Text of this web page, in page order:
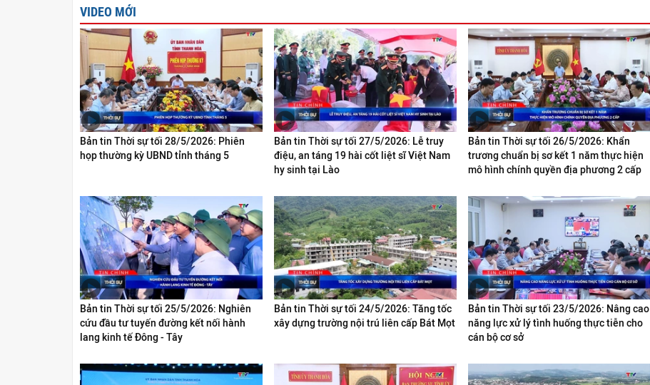
VIDEO MỚI
Bản tin Thời sự tối 28/5/2026: Phiên
họp thường kỳ UBND tỉnh tháng 5
Bản tin Thời sự tối 27/5/2026: Lễ truy
điệu, an táng 19 hài cốt liệt sĩ Việt Nam
hy sinh tại Lào
Bản tin Thời sự tối 26/5/2026: Khẩn
trương chuẩn bị sơ kết 1 năm thực hiện
mô hình chính quyền địa phương 2 cấp
Bản tin Thời sự tối 25/5/2026: Nghiên
cứu đầu tư tuyến đường kết nối hành
lang kinh tế Đông - Tây
Bản tin Thời sự tối 24/5/2026: Tăng tốc
xây dựng trường nội trú liên cấp Bát Mọt
Bản tin Thời sự tối 23/5/2026: Nâng cao
năng lực xử lý tình huống thực tiễn cho
cán bộ cơ sở